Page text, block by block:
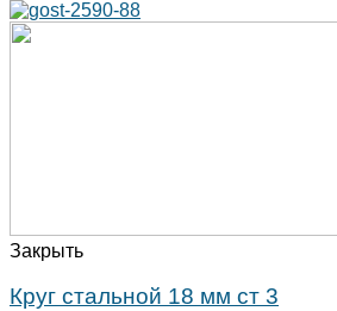
Закрыть
Круг стальной 18 мм ст 3